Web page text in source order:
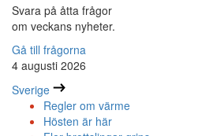
Svara på åtta frågor
om veckans nyheter.
Gå till frågorna
4 augusti 2026
Sverige
Regler om värme
Hösten är här